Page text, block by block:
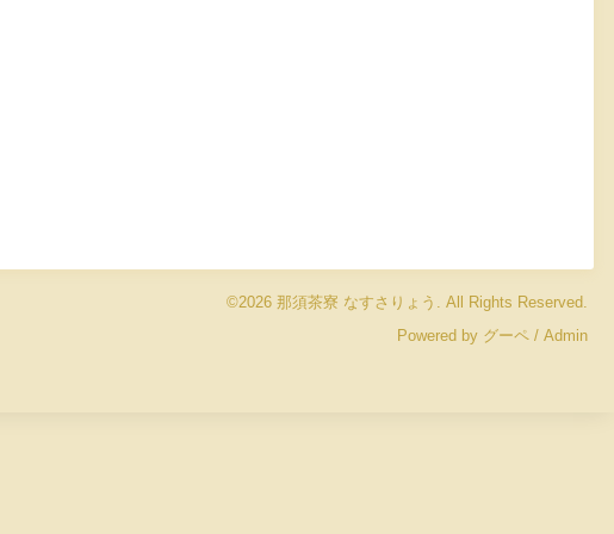
©2026 那須茶寮 なすさりょう . All Rights Reserved.
Powered by グーペ / Admin